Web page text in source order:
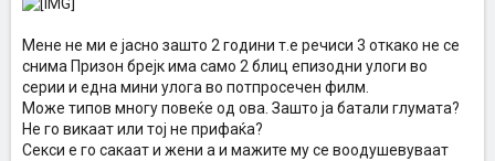
Мене не ми е јасно зашто 2 години т.е речиси 3 откако не се
снима Призон брејк има само 2 блиц епизодни улоги во
серии и една мини улога во потпросечен филм.
Може типов многу повеќе од ова. Зашто ја батали глумата?
Не го викаат или тој не прифаќа?
Секси е го сакаат и жени а и мажите му се воодушевуваат